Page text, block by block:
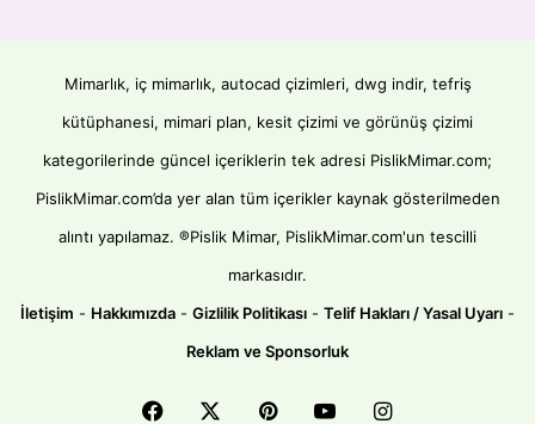
Mimarlık, iç mimarlık, autocad çizimleri, dwg indir, tefriş
kütüphanesi, mimari plan, kesit çizimi ve görünüş çizimi
kategorilerinde güncel içeriklerin tek adresi PislikMimar.com;
PislikMimar.com’da yer alan tüm içerikler kaynak gösterilmeden
alıntı yapılamaz. ®Pislik Mimar, PislikMimar.com'un tescilli
markasıdır.
İletişim - Hakkımızda - Gizlilik Politikası - Telif Hakları / Yasal Uyarı -
Reklam ve Sponsorluk
Facebook PinterestYouTubeInstagram